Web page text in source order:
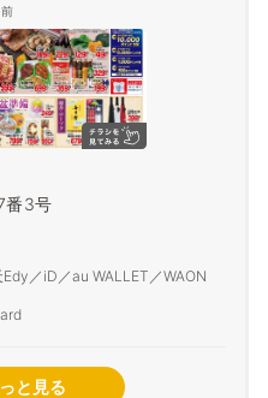
番3号
／iD／au WALLET／WAON
と見る